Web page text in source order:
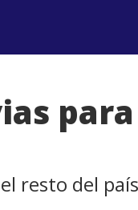
para
resto del país